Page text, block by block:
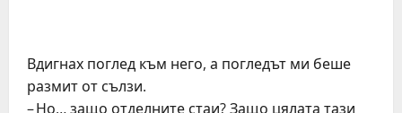
Вдигнах поглед към него, а погледът ми беше
размит от сълзи.
– Но… защо отделните стаи? Защо цялата тази